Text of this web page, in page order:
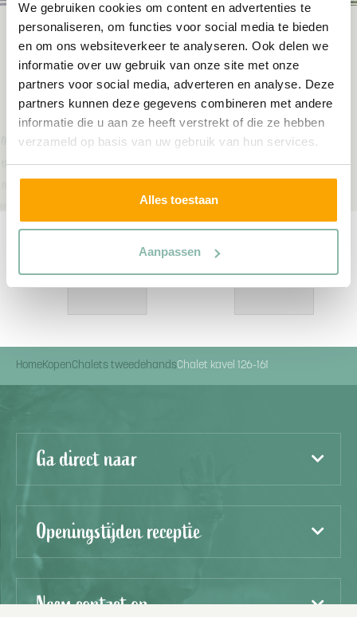
We gebruiken cookies om content en advertenties te
personaliseren, om functies voor social media te bieden
en om ons websiteverkeer te analyseren. Ook delen we
informatie over uw gebruik van onze site met onze
partners voor social media, adverteren en analyse. Deze
partners kunnen deze gegevens combineren met andere
informatie die u aan ze heeft verstrekt of die ze hebben
verzameld op basis van uw gebruik van hun services.
Alles toestaan
Aanpassen
Gemoderniseerd en gerenoveerd chalet op ruime
huurkavel, 1 slaapkamer met badkamer en suite (douche,
wastafel en toilet), hoekkeuken, ruime tuin met veel
privacy, privé parkeerplaats, gelegen op een middelkavel
HomeKopenChalets tweedehandsChalet kavel 126-161
Ga direct naar
Openingstijden receptie
Neem contact op